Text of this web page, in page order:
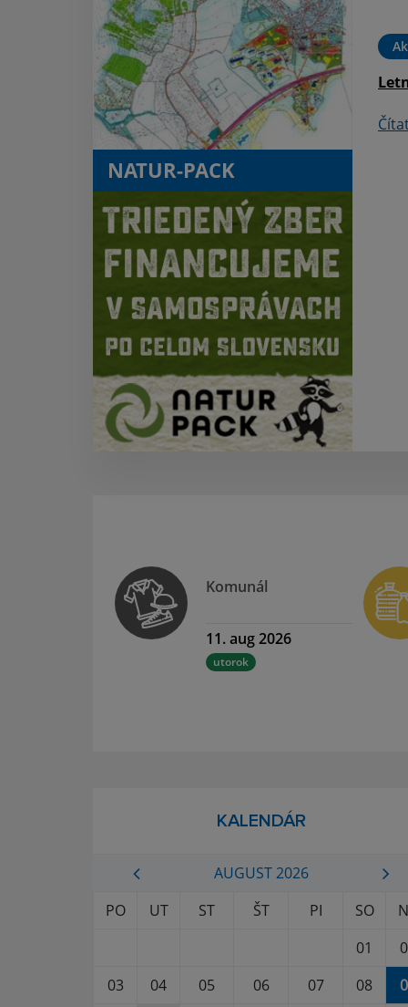
NATUR-PACK
hnuteľný majetok vo
vlastníctve Obce Kaluža
Čítať ďalej
Komunál
11. aug 2026
utorok
KALENDÁR
AUGUST 2026
PO
UT ST ŠT PI SO
01
03
04 05 06 07 08